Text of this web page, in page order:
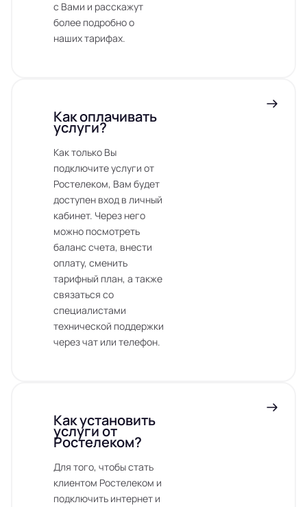
с Вами и расскажут
более подробно о
наших тарифах.
Как оплачивать
услуги?
Как только Вы
подключите услуги от
Ростелеком, Вам будет
доступен вход в личный
кабинет. Через него
можно посмотреть
баланс счета, внести
оплату, сменить
тарифный план, а также
связаться со
специалистами
технической поддержки
через чат или телефон.
Как установить
услуги от
Ростелеком?
Для того, чтобы стать
клиентом Ростелеком и
подключить интернет и